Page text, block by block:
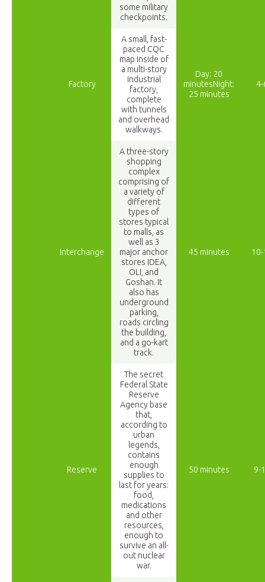
some military
checkpoints.
Factory
A small, fast-
paced CQC
map inside of
a multi-story
industrial
factory,
complete
with tunnels
and overhead
walkways.
Day: 20
minutesNight:
25 minutes
4-
Interchange
A three-story
shopping
complex
comprising of
a variety of
different
types of
stores typical
to malls, as
well as 3
major anchor
stores IDEA,
OLI, and
Goshan. It
also has
underground
parking,
roads circling
the building,
and a go-kart
track.
45 minutes
Reserve
The secret
Federal State
Reserve
Agency base
that,
according to
urban
legends,
contains
enough
supplies to
last for years:
food,
medications
and other
resources,
enough to
survive an all-
out nuclear
war.
50 minutes 9-